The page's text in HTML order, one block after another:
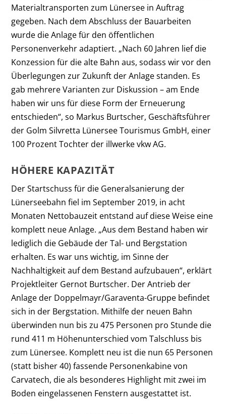
Materialtransporten zum Lünersee in Auftrag
gegeben. Nach dem Abschluss der Bauarbeiten
wurde die Anlage für den öffentlichen
Personenverkehr adaptiert. „Nach 60 Jahren lief die
Konzession für die alte Bahn aus, sodass wir vor den
Überlegungen zur Zukunft der Anlage standen. Es
gab mehrere Varianten zur Diskussion – am Ende
haben wir uns für diese Form der Erneuerung
entschieden“, so Markus Burtscher, Geschäftsführer
der Golm Silvretta Lünersee Tourismus GmbH, einer
100 Prozent Tochter der illwerke vkw AG.
HÖHERE KAPAZITÄT
Der Startschuss für die Generalsanierung der
Lünerseebahn fiel im September 2019, in acht
Monaten Nettobauzeit entstand auf diese Weise eine
komplett neue Anlage. „Aus dem Bestand haben wir
lediglich die Gebäude der Tal- und Bergstation
erhalten. Es war uns wichtig, im Sinne der
Nachhaltigkeit auf dem Bestand aufzubauen“, erklärt
Projektleiter Gernot Burtscher. Der Antrieb der
Anlage der Doppelmayr/Garaventa-Gruppe befindet
sich in der Bergstation. Mithilfe der neuen Bahn
überwinden nun bis zu 475 Personen pro Stunde die
rund 411 m Höhenunterschied vom Talschluss bis
zum Lünersee. Komplett neu ist die nun 65 Personen
(statt bisher 40) fassende Personenkabine von
Carvatech, die als besonderes Highlight mit zwei im
Boden eingelassenen Fenstern ausgestattet ist.